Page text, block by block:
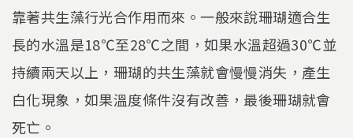
靠著共生藻行光合作用而來。一般來說珊瑚適合生
長的水溫是18℃至28℃之間，如果水溫超過30℃並
持續兩天以上，珊瑚的共生藻就會慢慢消失，產生
白化現象，如果溫度條件沒有改善，最後珊瑚就會
死亡。